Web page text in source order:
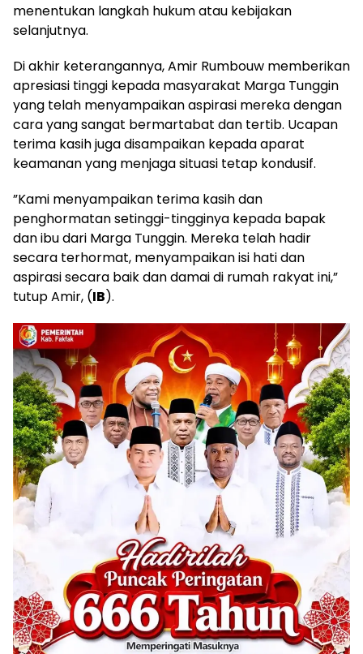
menentukan langkah hukum atau kebijakan
selanjutnya.
​Di akhir keterangannya, Amir Rumbouw memberikan
apresiasi tinggi kepada masyarakat Marga Tunggin
yang telah menyampaikan aspirasi mereka dengan
cara yang sangat bermartabat dan tertib. Ucapan
terima kasih juga disampaikan kepada aparat
keamanan yang menjaga situasi tetap kondusif.
​”Kami menyampaikan terima kasih dan
penghormatan setinggi-tingginya kepada bapak
dan ibu dari Marga Tunggin. Mereka telah hadir
secara terhormat, menyampaikan isi hati dan
aspirasi secara baik dan damai di rumah rakyat ini,”
tutup Amir, (IB).